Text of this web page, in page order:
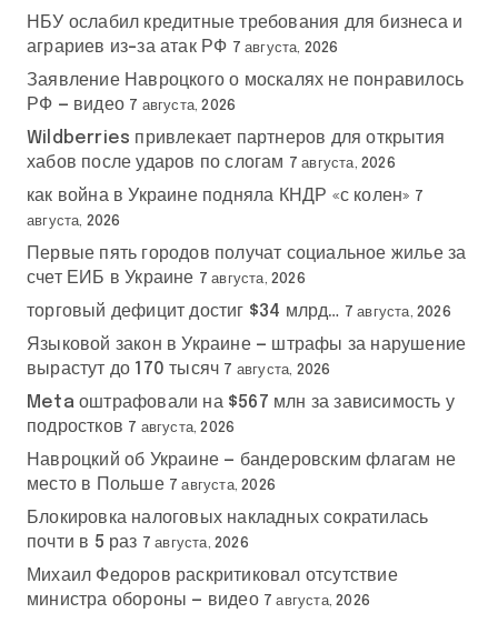
НБУ ослабил кредитные требования для бизнеса и
аграриев из-за атак РФ 7 августа, 2026
Заявление Навроцкого о москалях не понравилось
РФ — видео 7 августа, 2026
Wildberries привлекает партнеров для открытия
хабов после ударов по слогам 7 августа, 2026
как война в Украине подняла КНДР «с колен» 7
августа, 2026
Первые пять городов получат социальное жилье за
счет ЕИБ в Украине 7 августа, 2026
торговый дефицит достиг $34 млрд… 7 августа, 2026
Языковой закон в Украине — штрафы за нарушение
вырастут до 170 тысяч 7 августа, 2026
Meta оштрафовали на $567 млн за зависимость у
подростков 7 августа, 2026
Навроцкий об Украине — бандеровским флагам не
место в Польше 7 августа, 2026
Блокировка налоговых накладных сократилась
почти в 5 раз 7 августа, 2026
Михаил Федоров раскритиковал отсутствие
министра обороны — видео 7 августа, 2026